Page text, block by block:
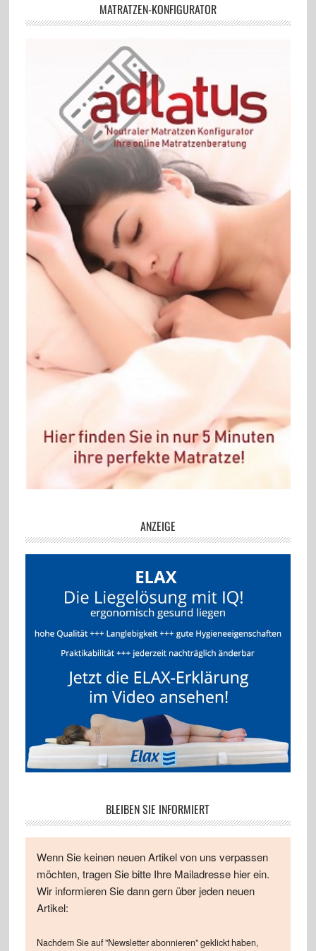
MATRATZEN-KONFIGURATOR
ANZEIGE
BLEIBEN SIE INFORMIERT
Wenn Sie keinen neuen Artikel von uns verpassen
möchten, tragen Sie bitte Ihre Mailadresse hier ein.
Wir informieren Sie dann gern über jeden neuen
Artikel:
Nachdem Sie auf "Newsletter abonnieren" geklickt haben,